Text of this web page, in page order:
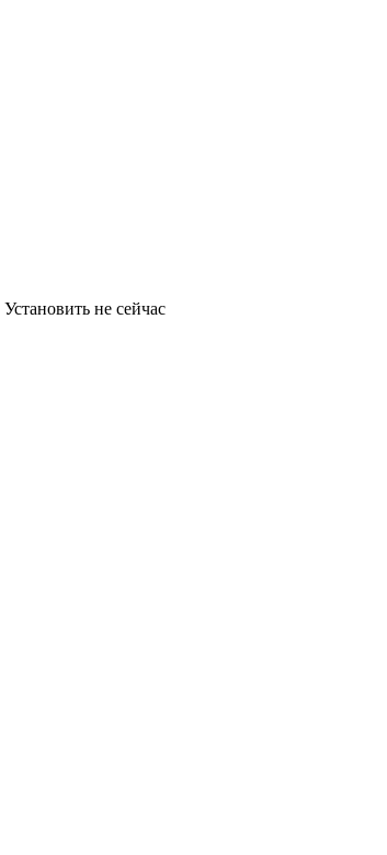
Установить не сейчас